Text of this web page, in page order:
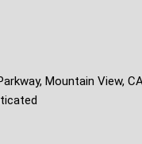
Mountain View,